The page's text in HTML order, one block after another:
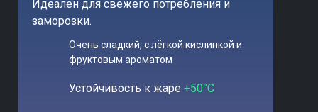
Устойчивость к жаре +50°C
Очень сладкий, с лёгкой кислинкой и
фруктовым ароматом
Идеален для свежего потребления и
заморозки.